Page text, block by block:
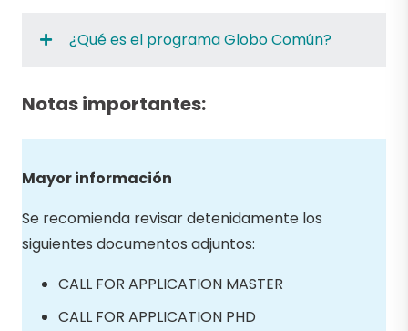
¿Qué es el programa Globo Común?
Notas importantes:
Mayor información
Se recomienda revisar detenidamente los
siguientes documentos adjuntos:
CALL FOR APPLICATION MASTER
CALL FOR APPLICATION PHD